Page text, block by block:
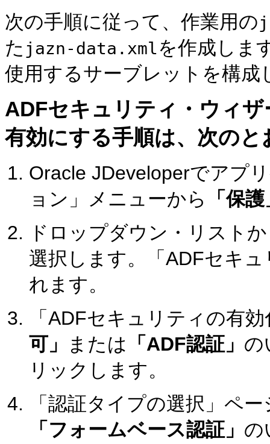
次の手順に従って、作業用の
た jazn-data.xmlを作成しま
使用するサーブレットを構成
ADFセキュリティ・ウィ
有効にする手順は、次のと
Oracle JDeveloperでアプ
ョン」メニューから
「保
ドロップダウン・リスト
選択します。「ADFセキ
れます。
「ADFセキュリティの有
可」
または 「ADF認証」 の
リックします。
「認証タイプの選択」ペ
「フォームベース認証」 の